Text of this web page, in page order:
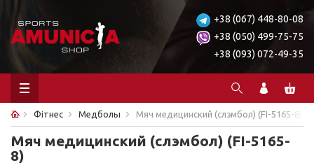
+38 (067) 448-80-08
+38 (050) 499-75-75
+38 (093) 072-49-35
Фітнес Медболы Мяч медицинский (слэмбол) (FI-5165-8)
Мяч медицинский (слэмбол) (FI-5165-
8)